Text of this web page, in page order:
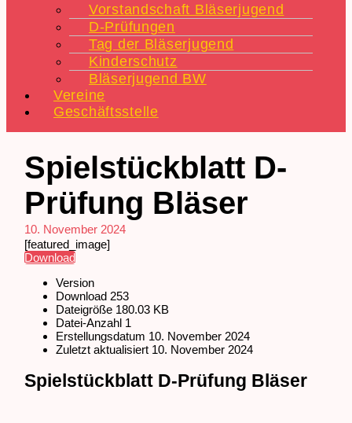
Vorstandschaft Bläserjugend
D-Prüfungen
Tag der Bläserjugend
Kinderschutz
Bläserjugend BW
Vereine
Geschäftsstelle
Spielstückblatt D-
Prüfung Bläser
10. November 2024
[featured_image]
Download
Version
Download 253
Dateigröße 180.03 KB
Datei-Anzahl 1
Erstellungsdatum 10. November 2024
Zuletzt aktualisiert 10. November 2024
Spielstückblatt D-Prüfung Bläser